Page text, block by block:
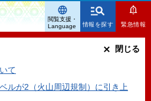
情報を探す 緊急情報
て
ルが2（火山周辺規制）に引き上
閉じる
閲覧支援・
Language